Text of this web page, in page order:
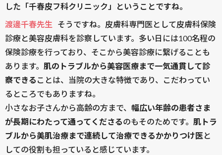
した「千春皮フ科クリニック」ということですね。
渡邊千春先生
そうですね。皮膚科専門医として皮膚科保険
診療と美容皮膚科を診察しています。多い日には100名程の
保険診療を行っており、そこから美容診療に繋げることも
あります。 肌のトラブルから美容医療まで一気通貫して診
察できる ことは、当院の大きな特徴であり、こだわってい
るところでもありますね。
小さなお子さんから高齢の方まで、 幅広い年齢の患者さま
が長期にわたって通ってくださるのもそのためです。 肌トラ
ブルから美肌治療まで連続して治療できるかかりつけ医 と
しての役割も担っていると感じています。